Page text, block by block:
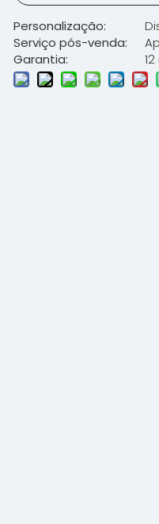
Personalização:
Serviço pós-venda:
Garantia: